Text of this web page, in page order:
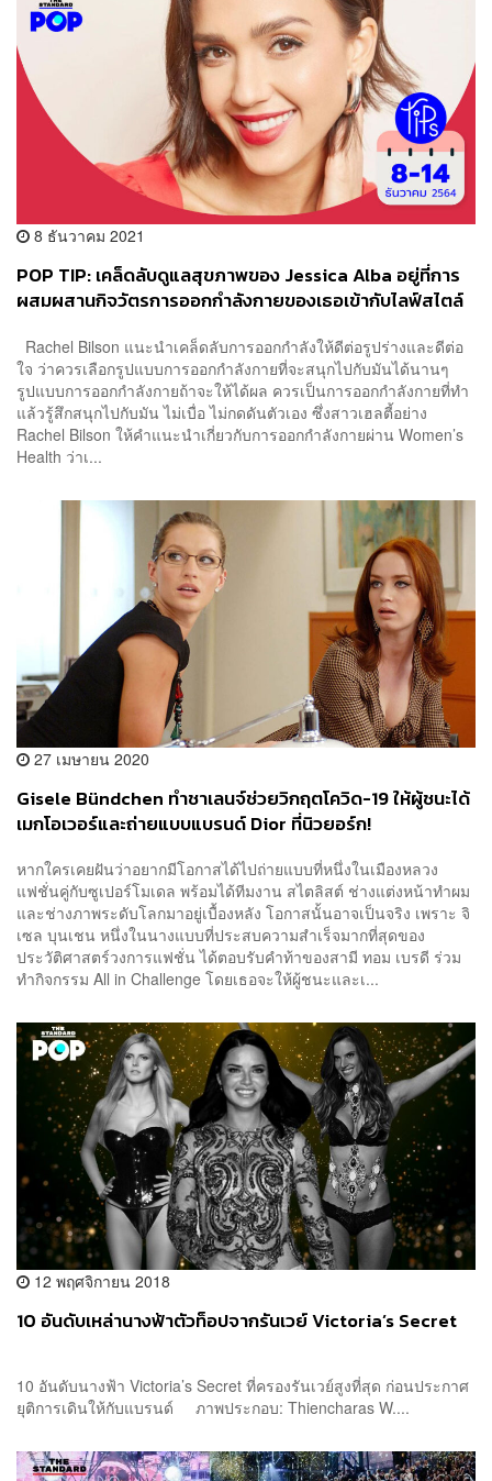
8 ธันวาคม 2021
POP TIP: เคล็ดลับดูแลสุขภาพของ Jessica Alba อยู่ที่การ
ผสมผสานกิจวัตรการออกกำลังกายของเธอเข้ากับไลฟ์สไตล์
Rachel Bilson แนะนำเคล็ดลับการออกกำลังให้ดีต่อรูปร่างและดีต่อ
ใจ ว่าควรเลือกรูปแบบการออกกำลังกายที่จะสนุกไปกับมันได้นานๆ
รูปแบบการออกกำลังกายถ้าจะให้ได้ผล ควรเป็นการออกกำลังกายที่ทำ
แล้วรู้สึกสนุกไปกับมัน ไม่เบื่อ ไม่กดดันตัวเอง ซึ่งสาวเฮลตี้อย่าง
Rachel Bilson ให้คำแนะนำเกี่ยวกับการออกกำลังกายผ่าน Women’s
Health ว่าเ...
27 เมษายน 2020
Gisele Bündchen ทำชาเลนจ์ช่วยวิกฤตโควิด-19 ให้ผู้ชนะได้
เมกโอเวอร์และถ่ายแบบแบรนด์ Dior ที่นิวยอร์ก!
หากใครเคยฝันว่าอยากมีโอกาสได้ไปถ่ายแบบที่หนึ่งในเมืองหลวง
แฟชั่นคู่กับซูเปอร์โมเดล พร้อมได้ทีมงาน สไตลิสต์ ช่างแต่งหน้าทำผม
และช่างภาพระดับโลกมาอยู่เบื้องหลัง โอกาสนั้นอาจเป็นจริง เพราะ จิ
เซล บุนเชน หนึ่งในนางแบบที่ประสบความสำเร็จมากที่สุดของ
ประวัติศาสตร์วงการแฟชั่น ได้ตอบรับคำท้าของสามี ทอม เบรดี ร่วม
ทำกิจกรรม All in Challenge โดยเธอจะให้ผู้ชนะและเ...
12 พฤศจิกายน 2018
10 อันดับเหล่านางฟ้าตัวท็อปจากรันเวย์ Victoria’s Secret
10 อันดับนางฟ้า Victoria’s Secret ที่ครองรันเวย์สูงที่สุด ก่อนประกาศ
ยุติการเดินให้กับแบรนด์ ภาพประกอบ: Thiencharas W....